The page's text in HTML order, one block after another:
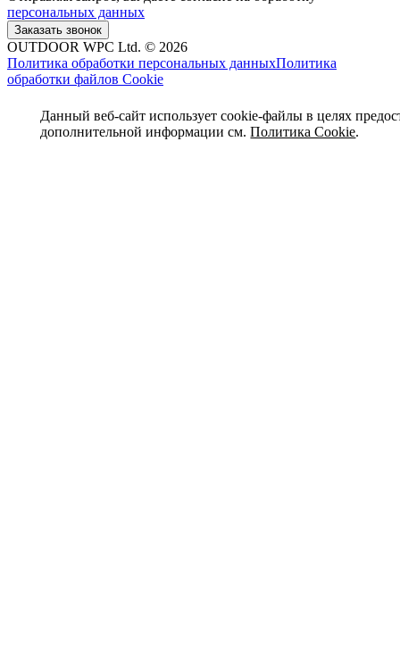
персональных данных
OUTDOOR WPC Ltd. © 2026
Политика обработки персональных данныхПолитика
обработки файлов Cookie
Данный веб-сайт использует cookie-файлы в целях
дополнительной информации см.Политика Cookie.